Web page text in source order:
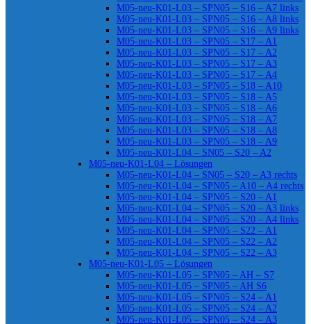
M05-neu-K01-L03 – SPN05 – S16 – A7 links
M05-neu-K01-L03 – SPN05 – S16 – A8 links
M05-neu-K01-L03 – SPN05 – S16 – A9 links
M05-neu-K01-L03 – SPN05 – S17 – A1
M05-neu-K01-L03 – SPN05 – S17 – A2
M05-neu-K01-L03 – SPN05 – S17 – A3
M05-neu-K01-L03 – SPN05 – S17 – A4
M05-neu-K01-L03 – SPN05 – S18 – A10
M05-neu-K01-L03 – SPN05 – S18 – A5
M05-neu-K01-L03 – SPN05 – S18 – A6
M05-neu-K01-L03 – SPN05 – S18 – A7
M05-neu-K01-L03 – SPN05 – S18 – A8
M05-neu-K01-L03 – SPN05 – S18 – A9
M05-neu-K01-L04 – SN05 – S20 – A2
M05-neu-K01-L04 – Lösungen
M05-neu-K01-L04 – SN05 – S20 – A3 rechts
M05-neu-K01-L04 – SPN05 – A10 – A4 rechts
M05-neu-K01-L04 – SPN05 – S20 – A1
M05-neu-K01-L04 – SPN05 – S20 – A3 links
M05-neu-K01-L04 – SPN05 – S20 – A4 links
M05-neu-K01-L04 – SPN05 – S22 – A1
M05-neu-K01-L04 – SPN05 – S22 – A2
M05-neu-K01-L04 – SPN05 – S22 – A3
M05-neu-K01-L05 – Lösungen
M05-neu-K01-L05 – SPN05 – AH – S7
M05-neu-K01-L05 – SPN05 – AH S6
M05-neu-K01-L05 – SPN05 – S24 – A1
M05-neu-K01-L05 – SPN05 – S24 – A2
M05-neu-K01-L05 – SPN05 – S24 – A3